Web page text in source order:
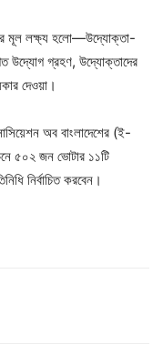
মূল লক্ষ্য হলো—উদ্যোক্তা-
উদ্যোগ গ্রহণ, উদ্যোক্তাদের
দেওয়া।
অব বাংলাদেশের (ই-
৫০২ জন ভোটার ১১টি
নির্বাচিত করবেন।